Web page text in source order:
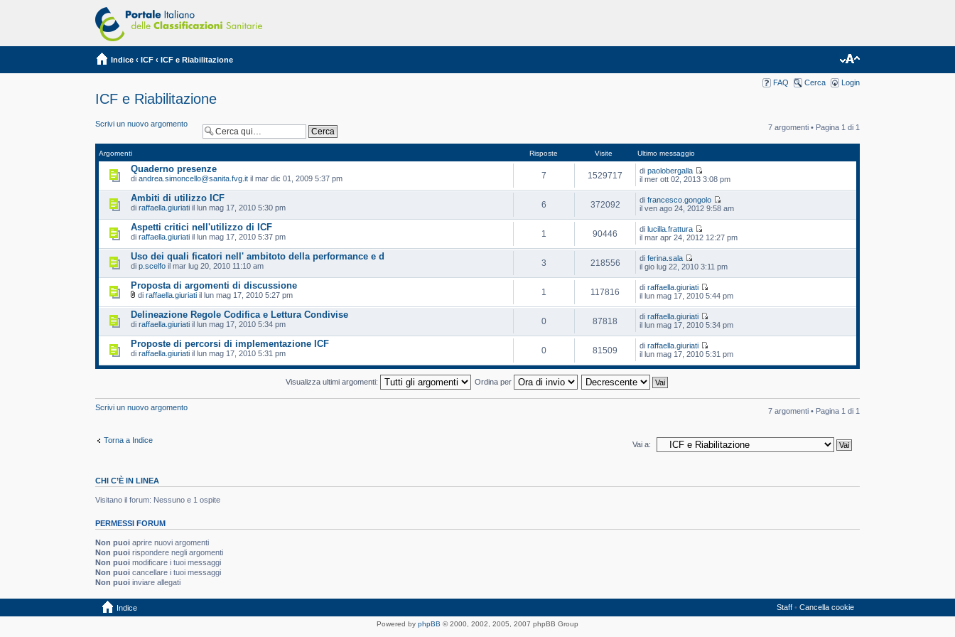
Indice ‹ ICF ‹ ICF e Riabilitazione
FAQ Cerca Login
ICF e Riabilitazione
Scrivi un nuovo argomento 7 argomenti • Pagina 1 di 1
Argomenti Risposte Visite Ultimo messaggio
Quaderno presenze
diandrea.simoncello@sanita.fvg.it il mar dic 01, 2009 5:37 pm 7 1529717 dipaolobergalla
il mer ott 02, 2013 3:08 pm
Ambiti di utilizzo ICF
diraffaella.giuriati il lun mag 17, 2010 5:30 pm 6 372092 difrancesco.gongolo
il ven ago 24, 2012 9:58 am
Aspetti critici nell'utilizzo di ICF
diraffaella.giuriati il lun mag 17, 2010 5:37 pm 1 90446 di lucilla.frattura
il mar apr 24, 2012 12:27 pm
Uso dei quali ficatori nell' ambitoto della performance e d
dip.scelfo il mar lug 20, 2010 11:10 am 3 218556 diferina.sala
il gio lug 22, 2010 3:11 pm
Proposta di argomenti di discussione
diraffaella.giuriati il lun mag 17, 2010 5:27 pm 1 117816 diraffaella.giuriati
il lun mag 17, 2010 5:44 pm
Delineazione Regole Codifica e Lettura Condivise
diraffaella.giuriati il lun mag 17, 2010 5:34 pm 0 87818 diraffaella.giuriati
il lun mag 17, 2010 5:34 pm
Proposte di percorsi di implementazione ICF
diraffaella.giuriati il lun mag 17, 2010 5:31 pm 0 81509 diraffaella.giuriati
il lun mag 17, 2010 5:31 pm
Visualizza ultimi argomenti: Ordina per
Scrivi un nuovo argomento 7 argomenti • Pagina 1 di 1
Torna a Indice
Vai a:
CHI C’È IN LINEA
Visitano il forum: Nessuno e 1 ospite
PERMESSI FORUM
Non puoi aprire nuovi argomenti
Non puoi rispondere negli argomenti
Non puoi modificare i tuoi messaggi
Non puoi cancellare i tuoi messaggi
Non puoi inviare allegati
Indice Staff• Cancella cookie
Powered by phpBB © 2000, 2002, 2005, 2007 phpBB Group